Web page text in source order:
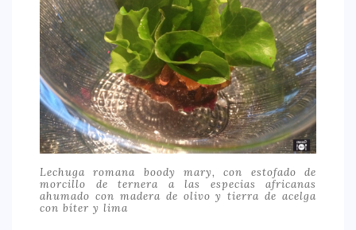
Lechuga romana boody mary, con estofado de
morcillo de ternera a las especias africanas
ahumado con madera de olivo y tierra de acelga
con bíter y lima